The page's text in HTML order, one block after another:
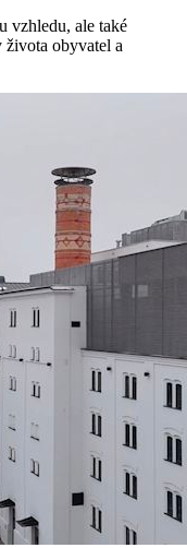
vzhledu, ale také
obyvatel a